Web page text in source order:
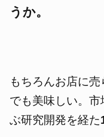
うか。
もちろんお店に
でも美味しい。
ぶ研究開発を経た